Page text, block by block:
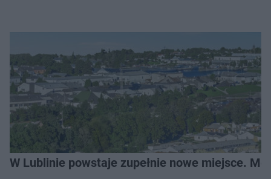
W Lublinie powstaje zupełnie nowe miejsce.